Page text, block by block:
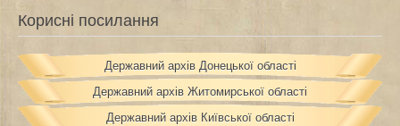
Корисні посилання
Державний архів Донецької області
Державний архів Житомирської області
Державний архів Київської області